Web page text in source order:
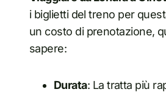
i biglietti del treno per
un costo di prenotazione,
sapere:
Durata: La tratta più